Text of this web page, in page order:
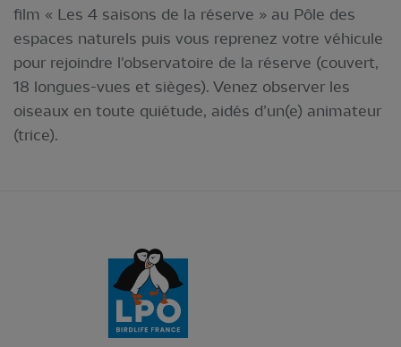
film « Les 4 saisons de la réserve » au Pôle des
espaces naturels puis vous reprenez votre véhicule
pour rejoindre l'observatoire de la réserve (couvert,
18 longues-vues et sièges). Venez observer les
oiseaux en toute quiétude, aidés d’un(e) animateur
(trice).